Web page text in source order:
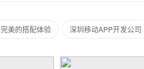
完美的搭配体验 深圳移动APP开发公司